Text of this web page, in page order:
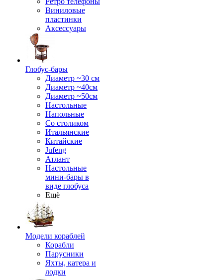
Виниловые
пластинки
Аксессуары
Глобус-бары
Диаметр ~30 см
Диаметр ~40см
Диаметр ~50см
Настольные
Напольные
Со столиком
Итальянские
Китайские
Jufeng
Атлант
Настольные
мини-бары в
виде глобуса
Ещё
Модели кораблей
Корабли
Парусники
Яхты, катера и
лодки